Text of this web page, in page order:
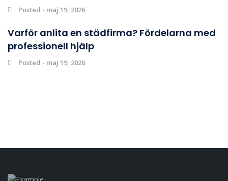
Posted - maj 19, 2026
Varför anlita en städfirma? Fördelarna med
professionell hjälp
Posted - maj 19, 2026